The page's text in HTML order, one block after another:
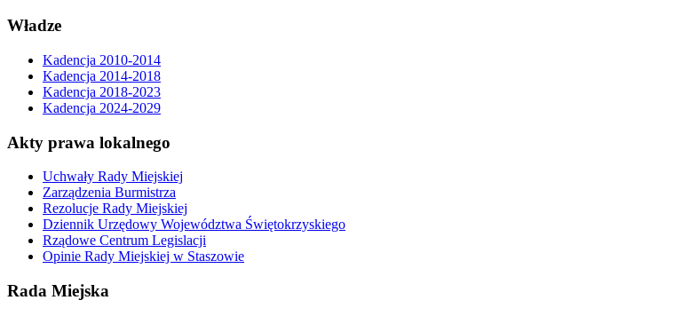
Władze
Kadencja 2010-2014
Kadencja 2014-2018
Kadencja 2018-2023
Kadencja 2024-2029
Akty prawa lokalnego
Uchwały Rady Miejskiej
Zarządzenia Burmistrza
Rezolucje Rady Miejskiej
Dziennik Urzędowy Województwa Świętokrzyskiego
Rządowe Centrum Legislacji
Opinie Rady Miejskiej w Staszowie
Rada Miejska